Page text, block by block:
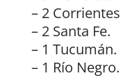
– 2
– 2 Santa Fe.
– 1 Tucumán.
– 1 Río Negro.